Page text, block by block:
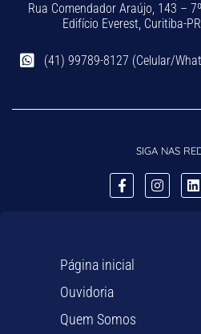
Rua Comendador Araújo, 143 –
Edifício Everest, Curitiba-
(41) 99789-8127 (Celular/
SIGA NAS
Página inicial
Ouvidoria
Quem Somos